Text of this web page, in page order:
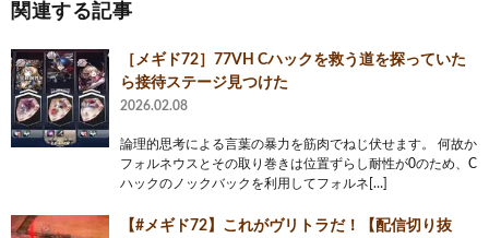
関連する記事
［メギド72］77VH Cハックを救う道を探っていた
ら接待ステージ見つけた
2026.02.08
論理的思考による言葉の暴力を筋肉でねじ伏せます。 何故か
フォルネウスとその取り巻きは位置ずらし耐性が0のため、C
ハックのノックバックを利用してフォルネ[…]
【#メギド72】これがヴリトラだ！【配信切り抜